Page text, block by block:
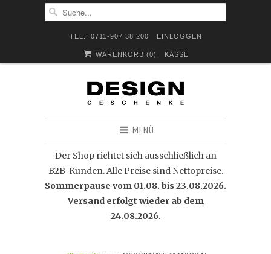
TEL.: 0711-907 38 200 EINLOGGEN
WARENKORB (0) KASSE
MENÜ
Der Shop richtet sich ausschließlich an
B2B-Kunden. Alle Preise sind Nettopreise.
Sommerpause vom 01.08. bis 23.08.2026.
Versand erfolgt wieder ab dem
24.08.2026.